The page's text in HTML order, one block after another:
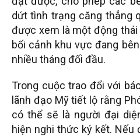
dứt tình trạng căng thẳng
được xem là một động
bối cảnh khu vực đang
nhiều tháng đối đầu.
Trong cuộc trao đổi với
lãnh đạo Mỹ tiết lộ rằng
có thể sẽ là người đại
hiện nghi thức ký kết. Nếu